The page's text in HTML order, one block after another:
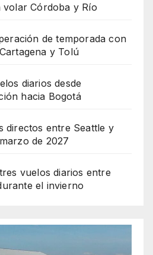
Córdoba y Río
de temporada con
y Tolú
diarios desde
hacia Bogotá
directos entre Seattle y
de 2027
vuelos diarios entre
el invierno